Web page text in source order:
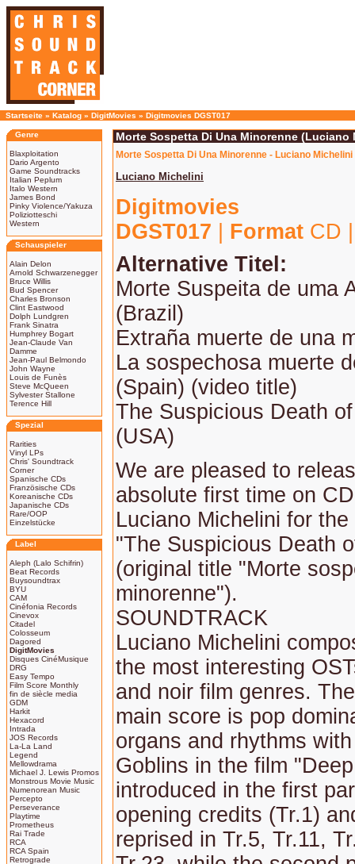
Startseite » Katalog » DigitMovies » Digitmovies DGST017
Genre
Blaxploitation
Dario Argento
Game Soundtracks
Italian Peplum
Italo Western
James Bond
Pinky Violence/Yakuza
Poliziotteschi
Western
Schauspieler
Alain Delon
Arnold Schwarzenegger
Bruce Willis
Bud Spencer
Charles Bronson
Clint Eastwood
Dolph Lundgren
Frank Sinatra
Humphrey Bogart
Jean-Claude Van
Damme
Jean-Paul Belmondo
John Wayne
Louis de Funès
Steve McQueen
Sylvester Stallone
Terence Hill
Spezial
Rarities
Vinyl LPs
Chris' Soundtrack
Corner
Spanische CDs
Französische CDs
Koreanische CDs
Japanische CDs
Rare/OOP
Einzelstücke
Label
Aleph (Lalo Schifrin)
Beat Records
Buysoundtrax
BYU
CAM
Cinéfonia Records
Cinevox
Citadel
Colosseum
Dagored
DigitMovies
Disques CinéMusique
DRG
Easy Tempo
Film Score Monthly
fin de siècle media
GDM
Harkit
Hexacord
Intrada
JOS Records
La-La Land
Legend
Mellowdrama
Michael J. Lewis Promos
Monstrous Movie Music
Numenorean Music
Percepto
Perseverance
Playtime
Prometheus
Rai Trade
RCA
RCA Spain
Retrograde
Morte Sospetta Di Una Minorenne (Luciano
Morte Sospetta Di Una Minorenne - Luciano
Luciano Michelini
Digitmovies
DGST017
Format CD
Alternative Titel:
Morte Suspeita de uma
(Brazil)
Extraña muerte de una
La sospechosa muerte
(Spain) (video title)
The Suspicious Death
(USA)
We are pleased to
absolute first time on
Luciano Michelini for
"The Suspicious Death
(original title "Morte
minorenne").
SOUNDTRACK
Luciano Michelini
the most interesting
and noir film genres.
main score is pop
organs and rhythms
Goblins in the film
introduced in the first
opening credits (Tr.1)
reprised in Tr.5, Tr.11,